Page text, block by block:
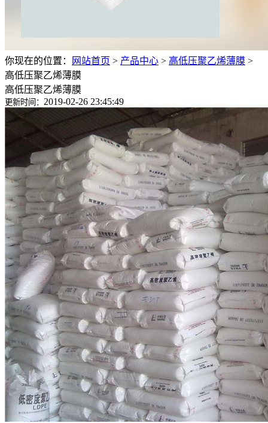
你现在的位置： 网站首页 > 产品中心 > 高低压聚乙烯薄膜 >
高低压聚乙烯薄膜
高低压聚乙烯薄膜
更新时间： 2019-02-26 23:45:49